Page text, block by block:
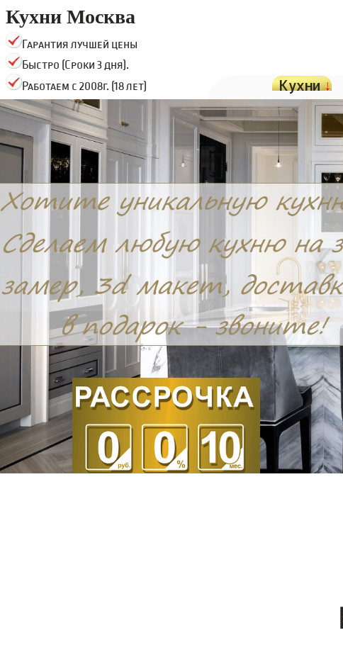
Кухни Москва
Гарантия лучшей цены
Быстро (Сроки 3 дня).
Работаем с 2008г. (18 лет)
Кухни↓